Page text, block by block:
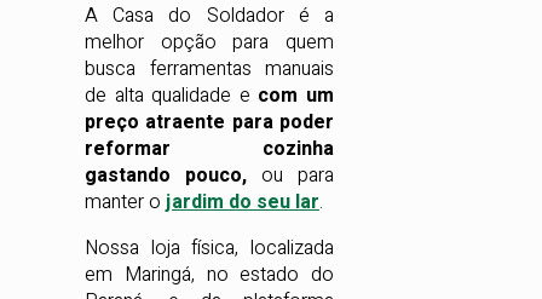
A Casa do Soldador é a
melhor opção para quem
busca ferramentas manuais
de alta qualidade e com um
preço atraente para poder
reformar cozinha
gastando pouco, ou para
manter ojardim do seu lar.
Nossa loja física, localizada
em Maringá, no estado do